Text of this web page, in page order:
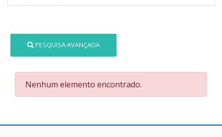
PESQUISA AVANÇADA
Nenhum elemento encontrado.